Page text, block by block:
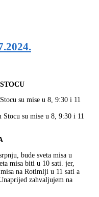
su mise u 8, 9:30 i 11
su mise u 8, 9:30 i 11
bude sveta misa u
misa biti u 10 sati. jer,
na Rotimlji u 11 sati a
zahvaljujem na